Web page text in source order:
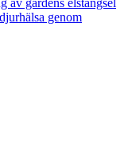
av gårdens elstängsel
genom